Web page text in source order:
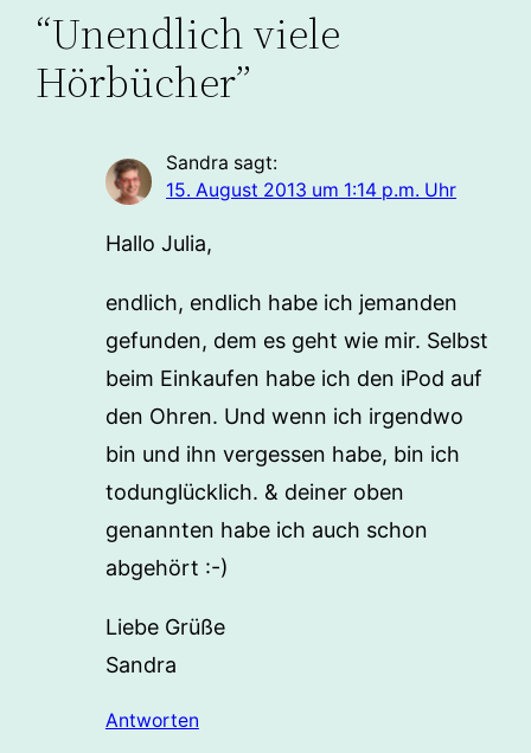
“Unendlich viele
Hörbücher”
Sandra sagt:
15. August 2013 um 1:14 p.m. Uhr
Hallo Julia,
endlich, endlich habe ich jemanden
gefunden, dem es geht wie mir. Selbst
beim Einkaufen habe ich den iPod auf
den Ohren. Und wenn ich irgendwo
bin und ihn vergessen habe, bin ich
todunglücklich. & deiner oben
genannten habe ich auch schon
abgehört :-)
Liebe Grüße
Sandra
Antworten